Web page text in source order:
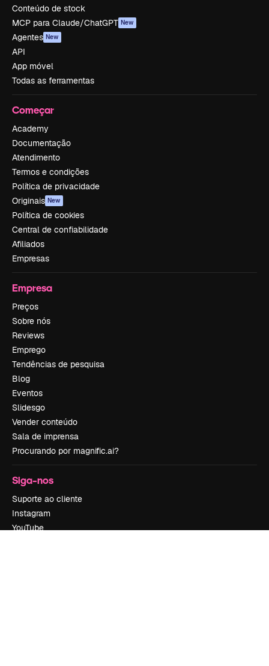
Conteúdo de stock
MCP para Claude/ChatGPT New
Agentes New
API
App móvel
Todas as ferramentas
Começar
Academy
Documentação
Atendimento
Termos e condições
Política de privacidade
Originais New
Política de cookies
Central de confiabilidade
Afiliados
Empresas
Empresa
Preços
Sobre nós
Reviews
Emprego
Tendências de pesquisa
Blog
Eventos
Slidesgo
Vender conteúdo
Sala de imprensa
Procurando por magnific.ai?
Siga-nos
Suporte ao cliente
Instagram
YouTube